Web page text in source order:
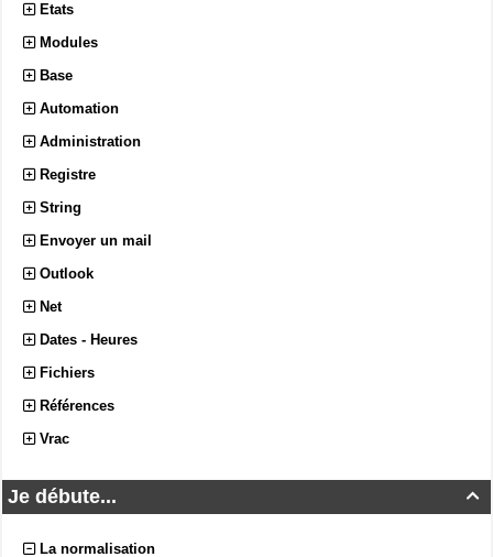
Etats
Modules
Base
Automation
Administration
Registre
String
Envoyer un mail
Outlook
Net
Dates - Heures
Fichiers
Références
Vrac

Je débute...
La normalisation